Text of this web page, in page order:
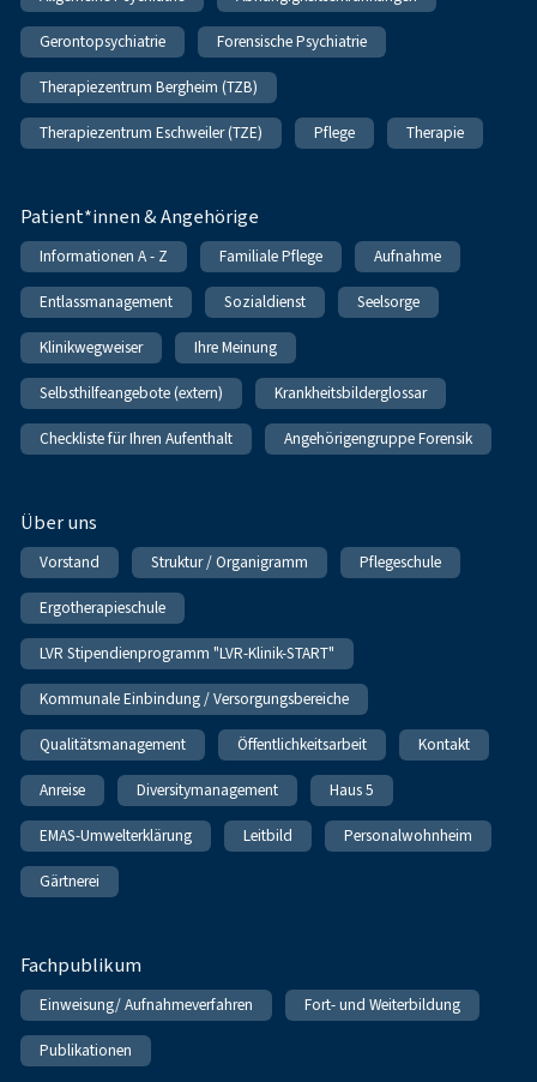
Gerontopsychiatrie Forensische Psychiatrie
Therapiezentrum Bergheim (TZB)
Therapiezentrum Eschweiler (TZE) Pflege Therapie
Patient*innen & Angehörige
Informationen A - Z Familiale Pflege Aufnahme
Entlassmanagement Sozialdienst Seelsorge
Klinikwegweiser Ihre Meinung
Selbsthilfeangebote (extern) Krankheitsbilderglossar
Checkliste für Ihren Aufenthalt Angehörigengruppe Forensik
Über uns
Vorstand Struktur / Organigramm Pflegeschule
Ergotherapieschule
LVR Stipendienprogramm "LVR-Klinik-START"
Kommunale Einbindung / Versorgungsbereiche
Qualitätsmanagement Öffentlichkeitsarbeit Kontakt
Anreise Diversitymanagement Haus 5
EMAS-Umwelterklärung Leitbild Personalwohnheim
Gärtnerei
Fachpublikum
Einweisung/ Aufnahmeverfahren Fort- und Weiterbildung
Publikationen